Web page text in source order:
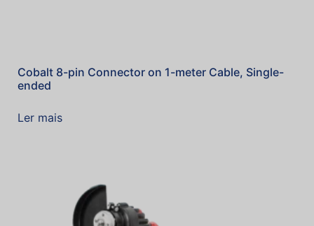
Cobalt 8-pin Connector on 1-meter Cable, Single-
ended
Ler mais